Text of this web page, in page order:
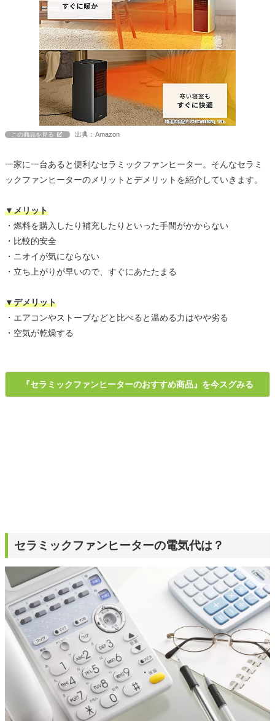
この商品を見る 出典：Amazon
一家に一台あると便利なセラミックファンヒーター。そんなセラミ
ックファンヒーターのメリットとデメリットを紹介していきます。
▼メリット
・燃料を購入したり補充したりといった手間がかからない
・比較的安全
・ニオイが気にならない
・立ち上がりが早いので、すぐにあたたまる
▼デメリット
・エアコンやストーブなどと比べると温める力はやや劣る
・空気が乾燥する
『セラミックファンヒーターのおすすめ商品』を今スグみる
セラミックファンヒーターの電気代は？